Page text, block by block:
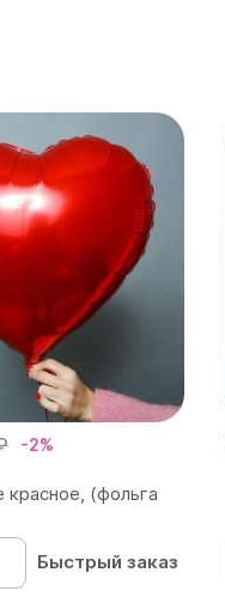
-2%
(фольга
Быстрый заказ